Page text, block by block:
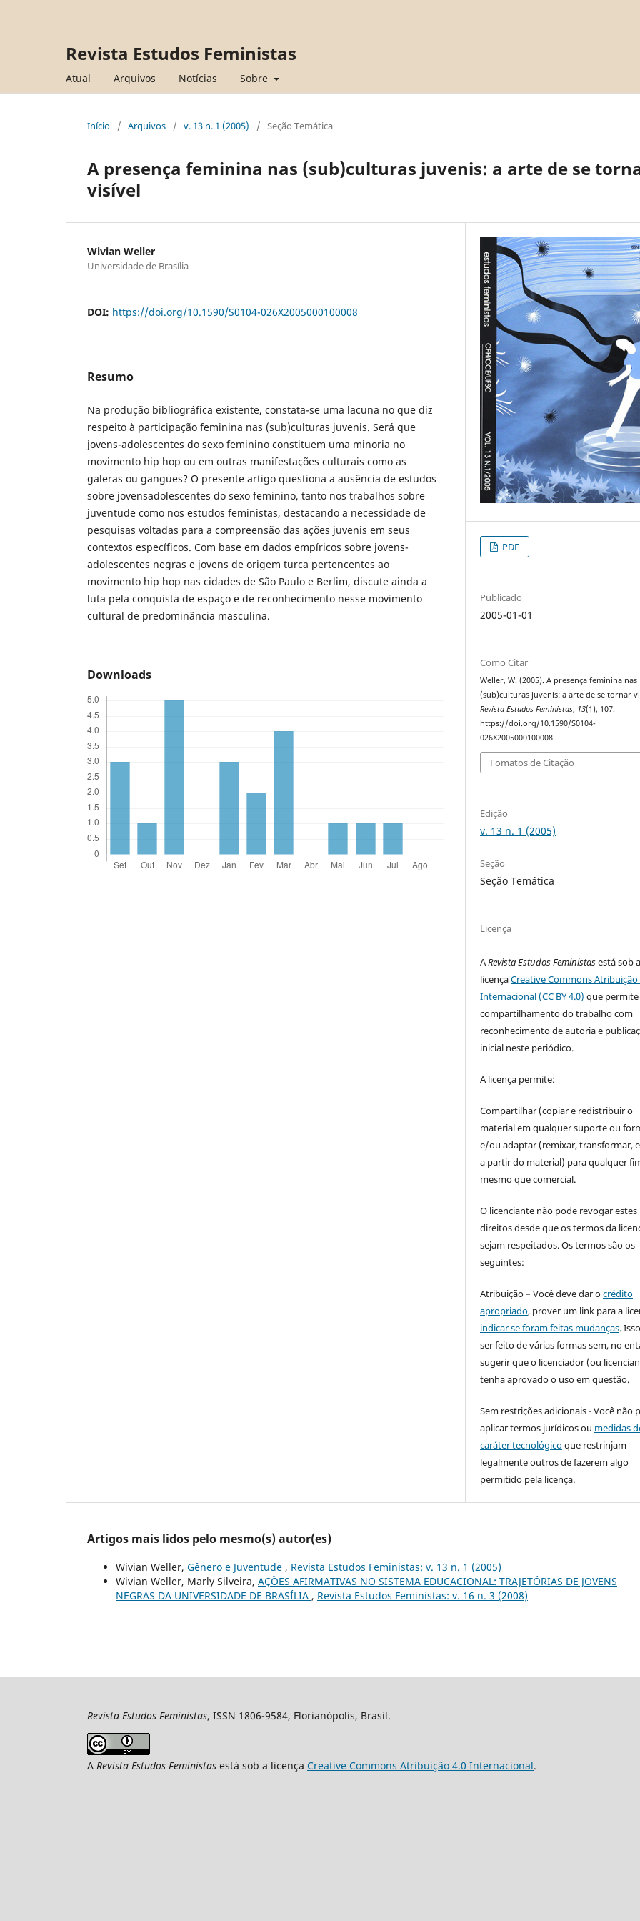
Revista Estudos Feministas
Atual Arquivos Notícias Sobre
Início / Arquivos / v. 13 n. 1 (2005) / Seção Temática
A presença feminina nas (sub)culturas juvenis: a arte de se
visível
Wivian Weller
Universidade de Brasília
DOI: https://doi.org/10.1590/S0104-026X2005000100008
Resumo
Na produção bibliográfica existente, constata-se uma lacuna no que diz
respeito à participação feminina nas (sub)culturas juvenis. Será que
jovens-adolescentes do sexo feminino constituem uma minoria no
movimento hip hop ou em outras manifestações culturais como as
galeras ou gangues? O presente artigo questiona a ausência de estudos
sobre jovensadolescentes do sexo feminino, tanto nos trabalhos sobre
juventude como nos estudos feministas, destacando a necessidade de
pesquisas voltadas para a compreensão das ações juvenis em seus
contextos específicos. Com base em dados empíricos sobre jovens-
adolescentes negras e jovens de origem turca pertencentes ao
movimento hip hop nas cidades de São Paulo e Berlim, discute ainda a
luta pela conquista de espaço e de reconhecimento nesse movimento
cultural de predominância masculina.
Downloads
PDF
Publicado
2005-01-01
Como Citar
Weller, W. (2005). A presença feminina nas
(sub)culturas juvenis: a arte de se tornar
Revista Estudos Feministas, 13(1), 107.
https://doi.org/10.1590/S0104-
026X2005000100008
Fomatos de Citação
Edição
v. 13 n. 1 (2005)
Seção
Seção Temática
Licença
ARevista Estudos Feministasestá sob a
licençaCreative Commons Atribuição
Internacional (CC BY 4.0) que
compartilhamento do trabalho com
reconhecimento de autoria e
inicial neste periódico.
A licença permite:
Compartilhar (copiar e redistribuir o
material em qualquer suporte ou
e/ou adaptar (remixar, transformar,
a partir do material) para qualquer
mesmo que comercial.
O licenciante não pode revogar estes
direitos desde que os termos da
sejam respeitados. Os termos são os
seguintes:
Atribuição – Você deve dar ocrédito
apropriado, prover um link para a
indicar se foram feitas mudanças.
ser feito de várias formas sem, no
sugerir que o licenciador (ou
tenha aprovado o uso em questão.
Sem restrições adicionais - Você não
aplicar termos jurídicos ou medidas
caráter tecnológicoque restrinjam
legalmente outros de fazerem algo
permitido pela licença.
Artigos mais lidos pelo mesmo(s) autor(es)
Wivian Weller, Gênero e Juventude , Revista Estudos Feministas: v. 13 n. 1 (2005)
Wivian Weller, Marly Silveira, AÇÕES AFIRMATIVAS NO SISTEMA EDUCACIONAL: TRAJETÓRIAS DE JOVENS
NEGRAS DA UNIVERSIDADE DE BRASÍLIA , Revista Estudos Feministas: v. 16 n. 3 (2008)
Revista Estudos Feministas, ISSN 1806-9584, Florianópolis, Brasil.
A Revista Estudos Feministas está sob a licença Creative Commons Atribuição 4.0 Internacional.